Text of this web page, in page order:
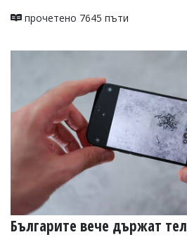
прочетено 7645 пъти
Българите вече държат